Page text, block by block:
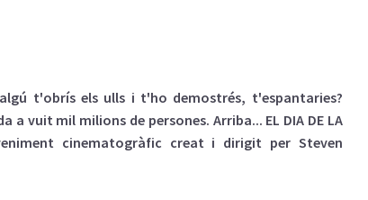
t'obrís els ulls i t'ho demostrés, t'espantaries?
a vuit mil milions de persones. Arriba... EL DIA DE LA
cinematogràfic creat i dirigit per Steven